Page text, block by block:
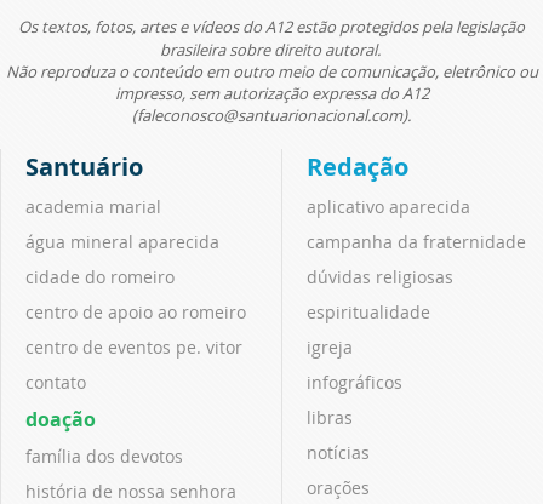
Os textos, fotos, artes e vídeos do A12 estão protegidos pela legislação
brasileira sobre direito autoral.
Não reproduza o conteúdo em outro meio de comunicação, eletrônico ou
impresso, sem autorização expressa do A12
(faleconosco@santuarionacional.com).
Santuário
academia marial
água mineral aparecida
cidade do romeiro
centro de apoio ao romeiro
centro de eventos pe. vitor
contato
doação
família dos devotos
história de nossa senhora
Redação
aplicativo aparecida
campanha da fraternidade
dúvidas religiosas
espiritualidade
igreja
infográficos
libras
notícias
orações